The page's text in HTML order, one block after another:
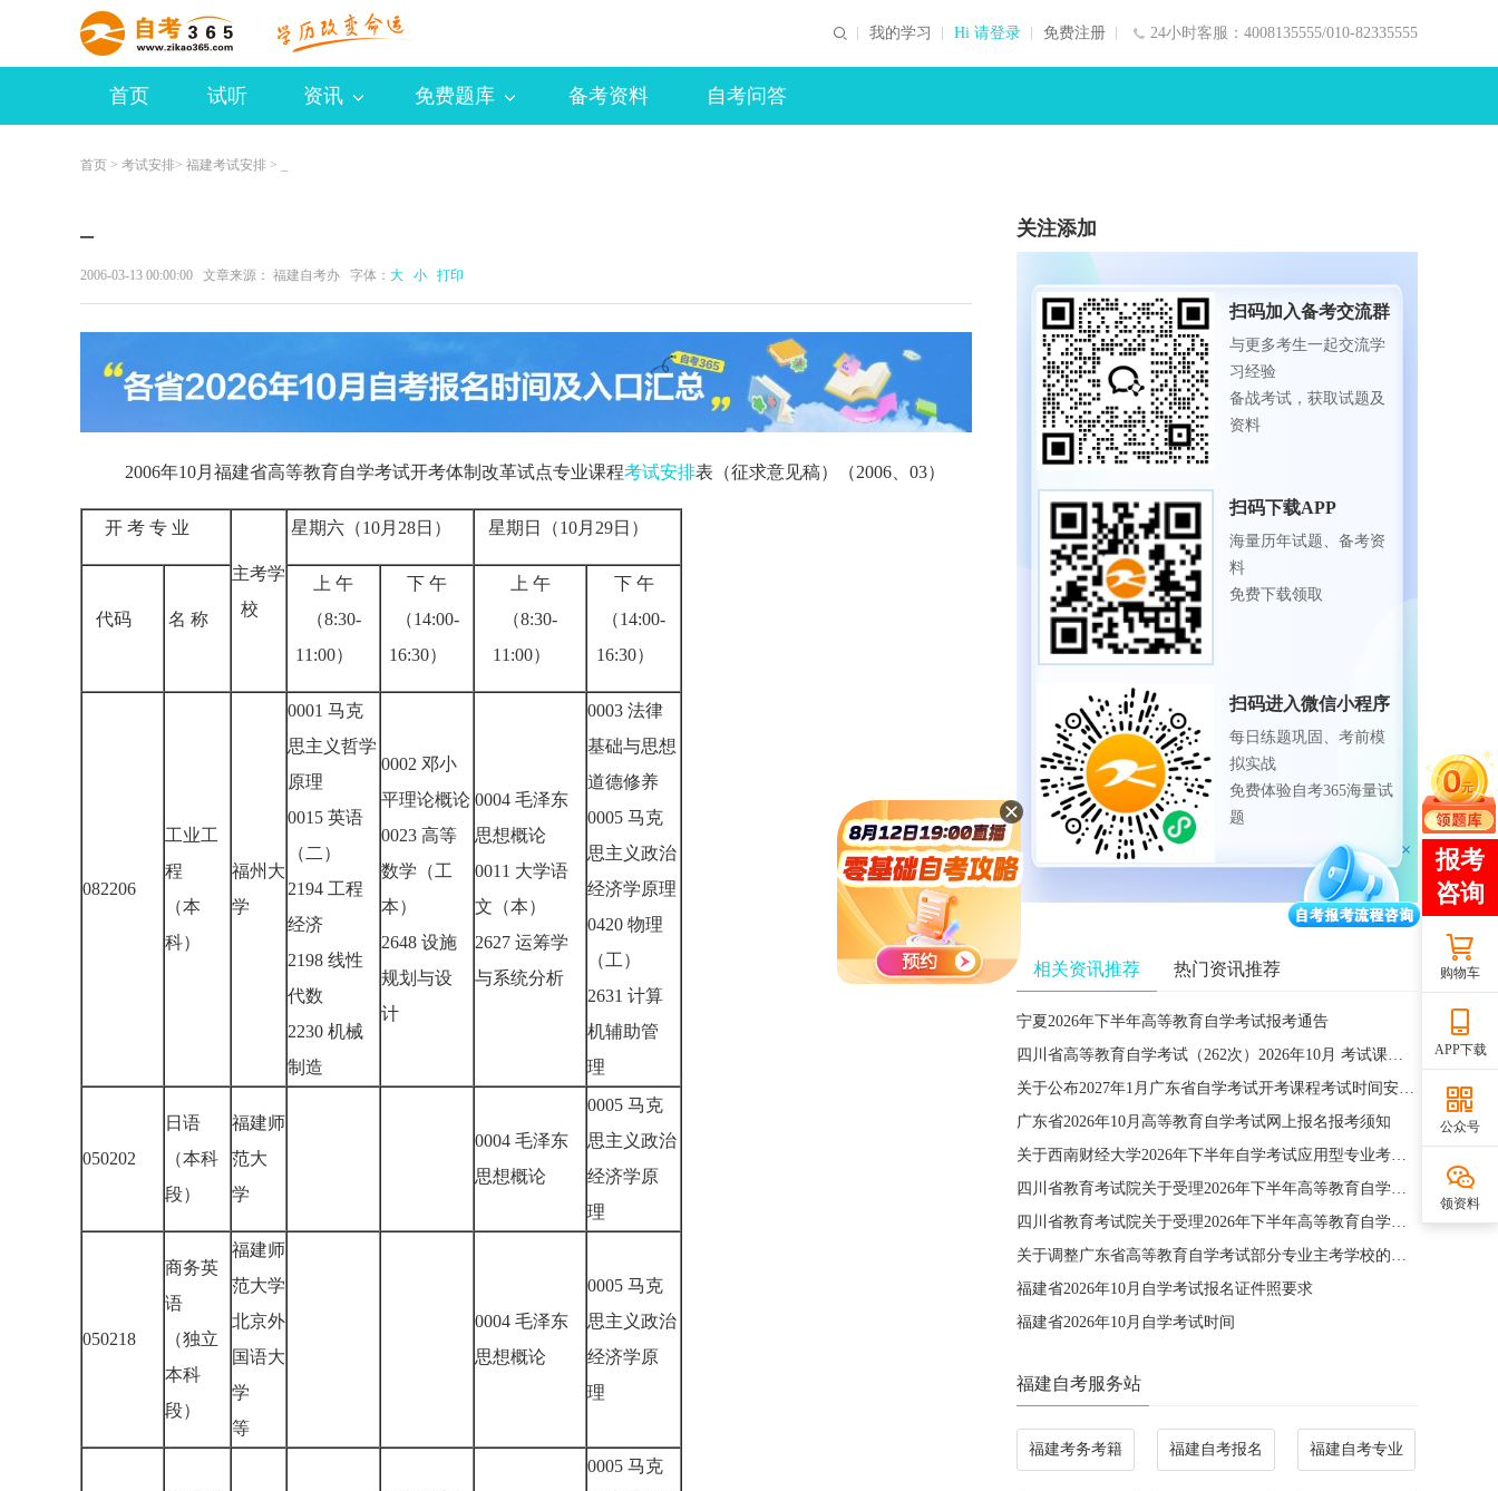
24小时客服：4008135555/010-82335555
我的学习 Hi 请登录 免费注册
首页 试听 资讯 免费题库 备考资料 自考问答
首页 > 考试安排> 福建考试安排 > _
2006-03-13 00:00:00 文章来源： 福建自考办 字体： 大 小 打印
2006年10月福建省高等教育自学考试开考体制改革试点专业课程考试安排表（征求意见稿）（2006、03）
开 考 专 业
主考学
校
星期六（10月28日） 星期日（10月29日）
代码 名 称
上 午
（8:30-
11:00）
下 午
（14:00-
16:30）
上 午
（8:30-
11:00）
下 午
（14:00-
16:30）
082206
工业工
程
（本
科）
福州大
学
0001 马克
思主义哲学
原理
0015 英语
（二）
2194 工程
经济
2198 线性
代数
2230 机械
制造
0002 邓小
平理论概论
0023 高等
数学（工
本）
2648 设施
规划与设
计
0004 毛泽东
思想概论
0011 大学语
文（本）
2627 运筹学
与系统分析
0003 法律
基础与思想
道德修养
0005 马克
思主义政治
经济学原理
0420 物理
（工）
2631 计算
机辅助管
理
050202
日语
（本科
段）
福建师
范大
学
0004 毛泽东
思想概论
0005 马克
思主义政治
经济学原
理
050218
商务英
语
（独立
本科
段）
福建师
范大学
北京外
国语大
学
等
0004 毛泽东
思想概论
0005 马克
思主义政治
经济学原
理
0005 马克
关注添加
扫码加入备考交流群
与更多考生一起交流学
习经验
备战考试，获取试题及
资料
扫码下载APP
海量历年试题、备考资
料
免费下载领取
扫码进入微信小程序
每日练题巩固、考前模
拟实战
免费体验自考365海量试
题
相关资讯推荐 热门资讯推荐
宁夏2026年下半年高等教育自学考试报考通告
四川省高等教育自学考试（262次）2026年10月 考试课程简表
关于公布2027年1月广东省自学考试开考课程考试时间安排和使用教材的通知
广东省2026年10月高等教育自学考试网上报名报考须知
关于西南财经大学2026年下半年自学考试应用型专业考籍更改办理的通知
四川省教育考试院关于受理2026年下半年高等教育自学考试省际转考申请的通告
四川省教育考试院关于受理2026年下半年高等教育自学考试考籍更改申请的通告
关于调整广东省高等教育自学考试部分专业主考学校的通知
福建省2026年10月自学考试报名证件照要求
福建省2026年10月自学考试时间
福建自考服务站
福建考务考籍 福建自考报名 福建自考专业
购物车
APP下载
公众号
领资料